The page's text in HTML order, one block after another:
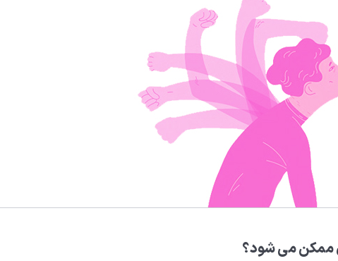
ممکن می‌ شود؟